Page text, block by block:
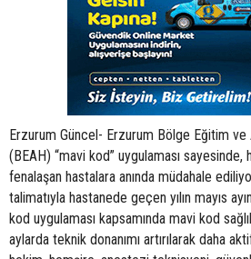
Erzurum Güncel- Erzurum Bölge Eğitim ve
(BEAH) “mavi kod” uygulaması sayesinde,
fenalaşan hastalara anında müdahale
talimatıyla hastanede geçen yılın mayıs
kod uygulaması kapsamında mavi kod
aylarda teknik donanımı artırılarak daha